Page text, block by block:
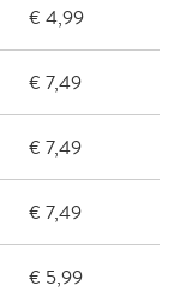
€ 4,99
€ 7,49
€ 7,49
€ 7,49
€ 5,99